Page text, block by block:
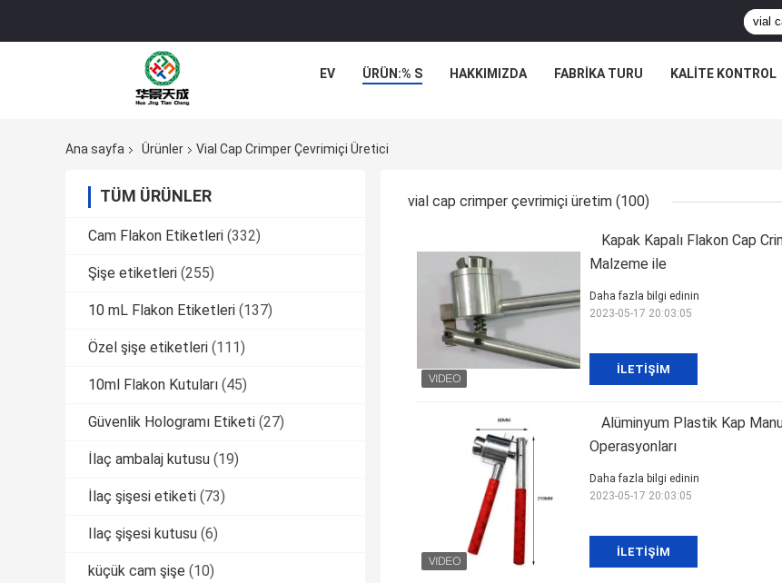
EV ÜRÜN:% S HAKKIMIZDA FABRIKA TURU KALITE KONTROL
Ana sayfa Ürünler Vial Cap Crimper Çevrimiçi Üretici
TÜM ÜRÜNLER
Cam Flakon Etiketleri (332)
Şişe etiketleri (255)
10 mL Flakon Etiketleri (137)
Özel şişe etiketleri (111)
10ml Flakon Kutuları (45)
Güvenlik Hologramı Etiketi (27)
İlaç ambalaj kutusu (19)
İlaç şişesi etiketi (73)
Ilaç şişesi kutusu (6)
küçük cam şişe (10)
vial cap crimper çevrimiçi üretim (100)
Kapak Kapalı Flakon Cap
Malzeme ile
İLETIŞIM
Daha fazla bilgi edinin
2023-05-17 20:03:05
Alüminyum Plastik Kap
Operasyonları
İLETIŞIM
Daha fazla bilgi edinin
2023-05-17 20:03:05